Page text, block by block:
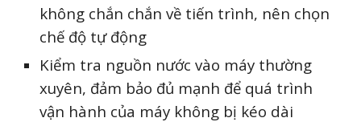
không chắn chắn về tiến trình, nên chọn
chế độ tự động
Kiểm tra nguồn nước vào máy thường
xuyên, đảm bảo đủ mạnh để quá trình
vận hành của máy không bị kéo dài